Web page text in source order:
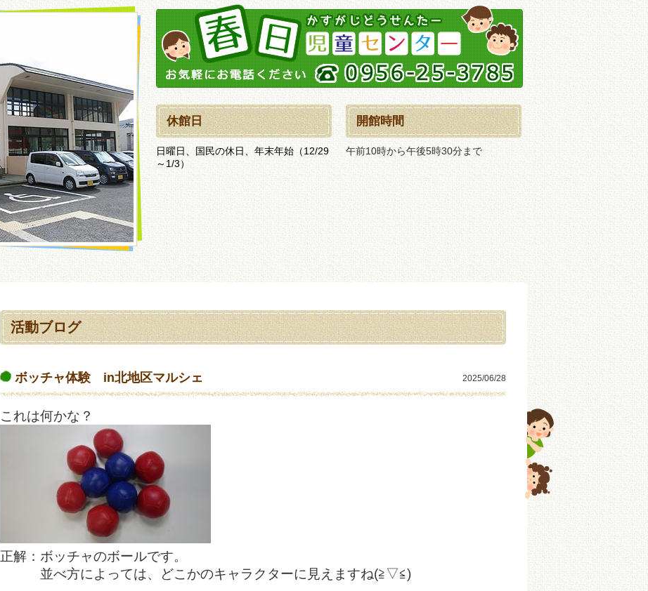
休館日
日曜日、国民の休日、年末年始（12/29
～1/3）
開館時間
午前10時から午後5時30分まで
活動ブログ
ボッチャ体験 in北地区マルシェ 2025/06/28
これは何かな？
正解：ボッチャのボールです。
並べ方によっては、どこかのキャラクターに見えますね(≧▽≦)